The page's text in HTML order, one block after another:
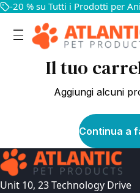
Il tuo
Aggiungi alcuni
Continua a
Unit 10, 23 Technology Drive